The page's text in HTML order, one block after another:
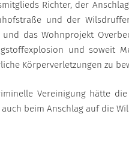
Richter, der
und der
das Wohnprojekt
und soweit
Körperverletzungen zu
Vereinigung hätte die
beim Anschlag auf die